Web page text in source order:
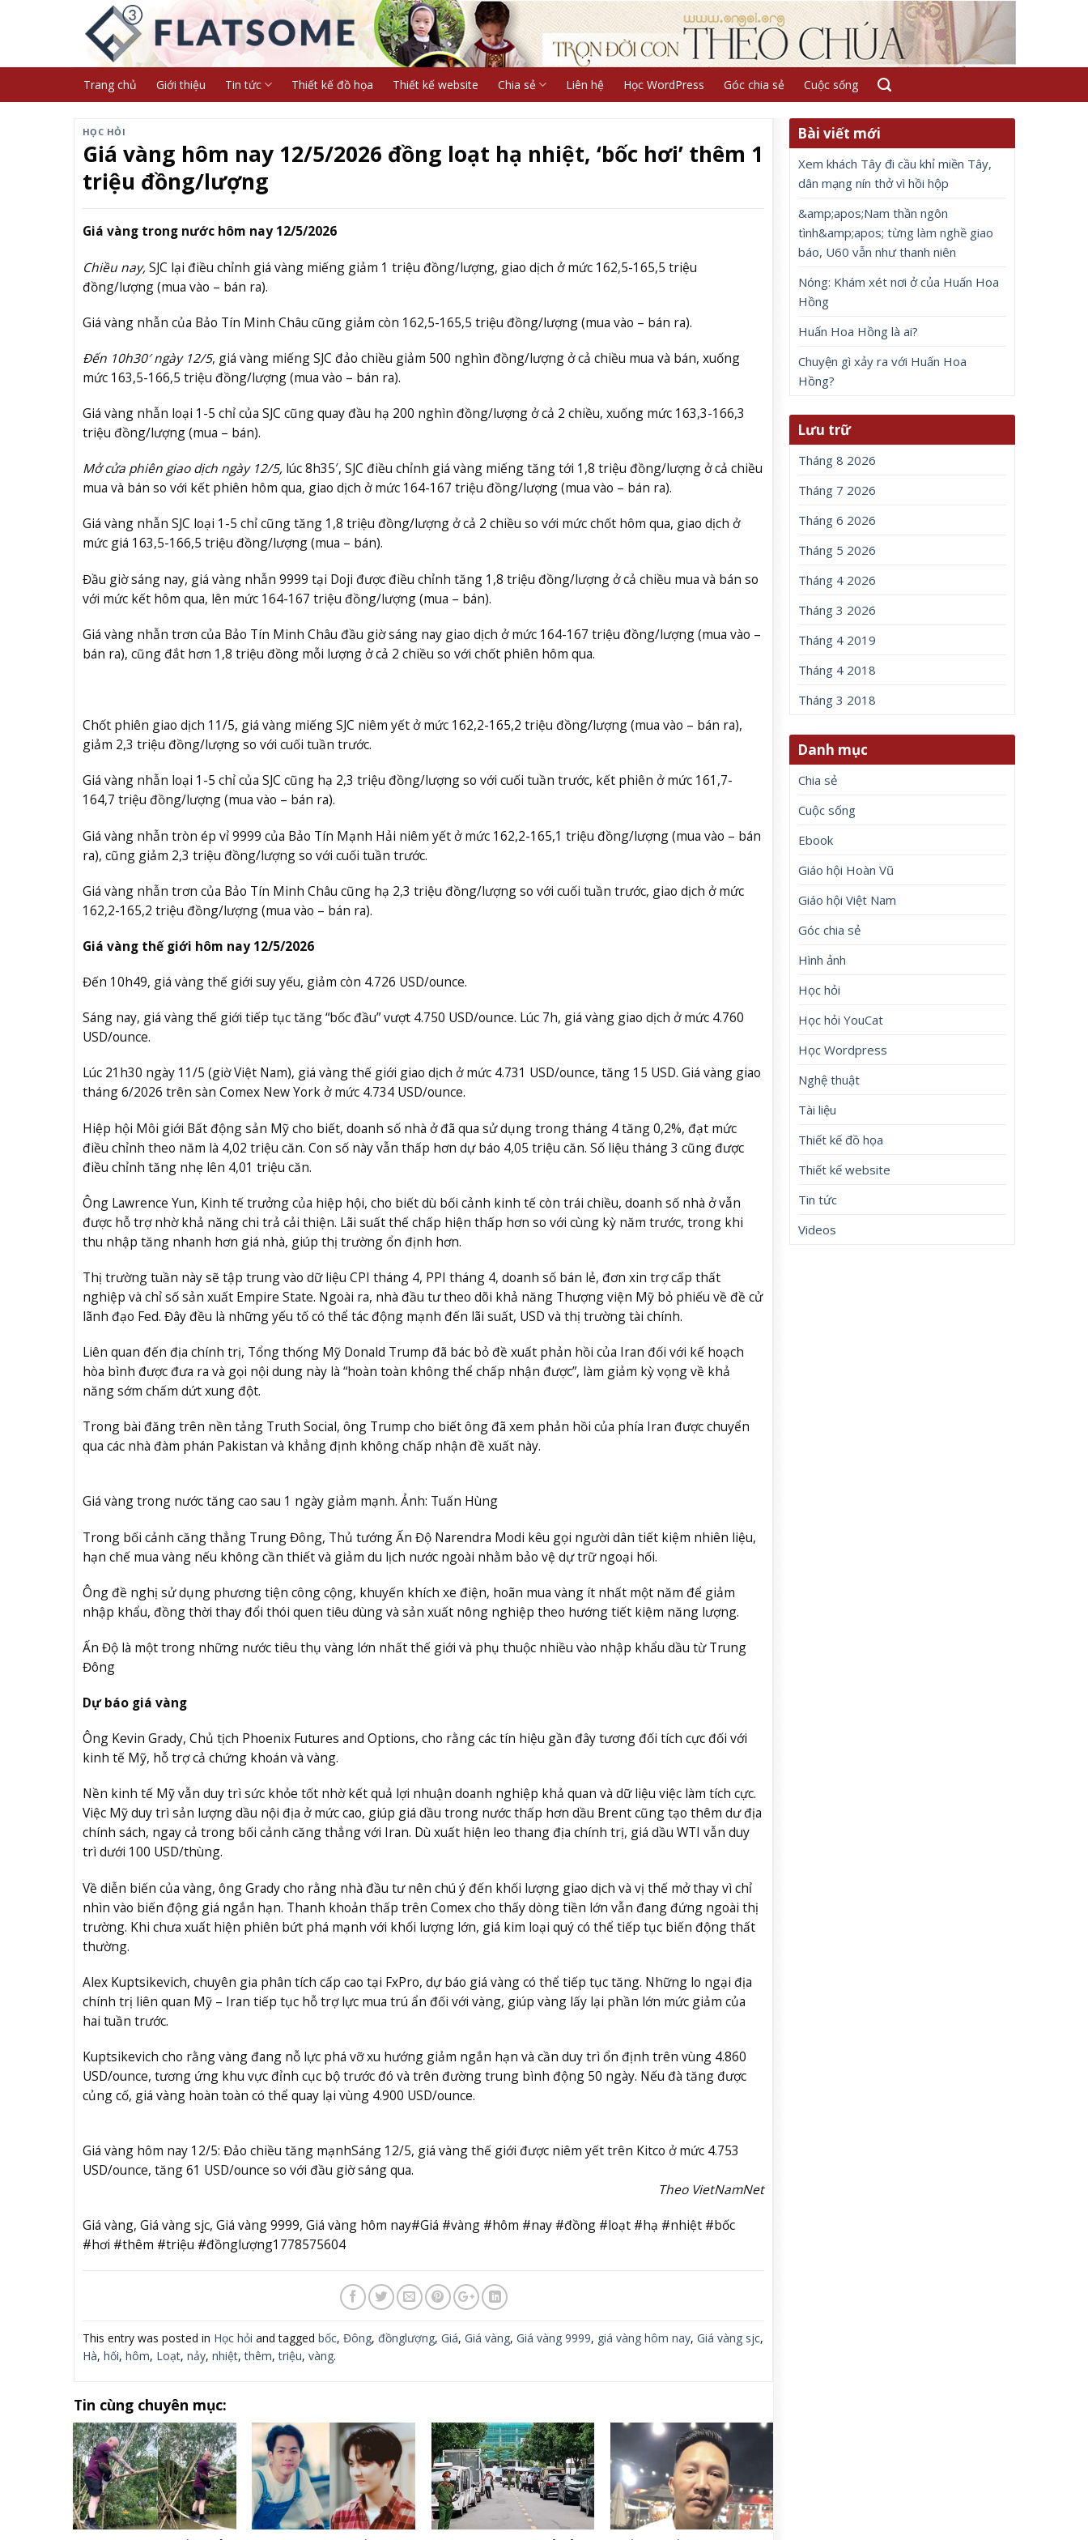
Trang chủ Giới thiệu Tin tức Thiết kế đồ họa Thiết kế website Chia sẻ Liên hệ Học WordPress Góc chia sẻ Cuộc sống
HỌC HỎI
Giá vàng hôm nay 12/5/2026 đồng loạt hạ nhiệt, ‘bốc hơi’ thêm 1
triệu đồng/lượng
Giá vàng trong nước hôm nay 12/5/2026
Chiều nay,SJC lại điều chỉnh giá vàng miếng giảm 1 triệu đồng/lượng, giao dịch ở mức 162,5-165,5 triệu
đồng/lượng (mua vào – bán ra).
Giá vàng nhẫn của Bảo Tín Minh Châu cũng giảm còn 162,5-165,5 triệu đồng/lượng (mua vào – bán ra).
Đến 10h30′ ngày 12/5, giá vàng miếng SJC đảo chiều giảm 500 nghìn đồng/lượng ở cả chiều mua và bán, xuống
mức 163,5-166,5 triệu đồng/lượng (mua vào – bán ra).
Giá vàng nhẫn loại 1-5 chỉ của SJC cũng quay đầu hạ 200 nghìn đồng/lượng ở cả 2 chiều, xuống mức 163,3-166,3
triệu đồng/lượng (mua – bán).
Mở cửa phiên giao dịch ngày 12/5,lúc 8h35′, SJC điều chỉnh giá vàng miếng tăng tới 1,8 triệu đồng/lượng ở cả chiều
mua và bán so với kết phiên hôm qua, giao dịch ở mức 164-167 triệu đồng/lượng (mua vào – bán ra).
Giá vàng nhẫn SJC loại 1-5 chỉ cũng tăng 1,8 triệu đồng/lượng ở cả 2 chiều so với mức chốt hôm qua, giao dịch ở
mức giá 163,5-166,5 triệu đồng/lượng (mua – bán).
Đầu giờ sáng nay, giá vàng nhẫn 9999 tại Doji được điều chỉnh tăng 1,8 triệu đồng/lượng ở cả chiều mua và bán so
với mức kết hôm qua, lên mức 164-167 triệu đồng/lượng (mua – bán).
Giá vàng nhẫn trơn của Bảo Tín Minh Châu đầu giờ sáng nay giao dịch ở mức 164-167 triệu đồng/lượng (mua vào –
bán ra), cũng đắt hơn 1,8 triệu đồng mỗi lượng ở cả 2 chiều so với chốt phiên hôm qua.
Chốt phiên giao dịch 11/5, giá vàng miếng SJC niêm yết ở mức 162,2-165,2 triệu đồng/lượng (mua vào – bán ra),
giảm 2,3 triệu đồng/lượng so với cuối tuần trước.
Giá vàng nhẫn loại 1-5 chỉ của SJC cũng hạ 2,3 triệu đồng/lượng so với cuối tuần trước, kết phiên ở mức 161,7-
164,7 triệu đồng/lượng (mua vào – bán ra).
Giá vàng nhẫn tròn ép vỉ 9999 của Bảo Tín Mạnh Hải niêm yết ở mức 162,2-165,1 triệu đồng/lượng (mua vào – bán
ra), cũng giảm 2,3 triệu đồng/lượng so với cuối tuần trước.
Giá vàng nhẫn trơn của Bảo Tín Minh Châu cũng hạ 2,3 triệu đồng/lượng so với cuối tuần trước, giao dịch ở mức
162,2-165,2 triệu đồng/lượng (mua vào – bán ra).
Giá vàng thế giới hôm nay 12/5/2026
Đến 10h49, giá vàng thế giới suy yếu, giảm còn 4.726 USD/ounce.
Sáng nay, giá vàng thế giới tiếp tục tăng “bốc đầu” vượt 4.750 USD/ounce. Lúc 7h, giá vàng giao dịch ở mức 4.760
USD/ounce.
Lúc 21h30 ngày 11/5 (giờ Việt Nam), giá vàng thế giới giao dịch ở mức 4.731 USD/ounce, tăng 15 USD. Giá vàng giao
tháng 6/2026 trên sàn Comex New York ở mức 4.734 USD/ounce.
Hiệp hội Môi giới Bất động sản Mỹ cho biết, doanh số nhà ở đã qua sử dụng trong tháng 4 tăng 0,2%, đạt mức
điều chỉnh theo năm là 4,02 triệu căn. Con số này vẫn thấp hơn dự báo 4,05 triệu căn. Số liệu tháng 3 cũng được
điều chỉnh tăng nhẹ lên 4,01 triệu căn.
Ông Lawrence Yun, Kinh tế trưởng của hiệp hội, cho biết dù bối cảnh kinh tế còn trái chiều, doanh số nhà ở vẫn
được hỗ trợ nhờ khả năng chi trả cải thiện. Lãi suất thế chấp hiện thấp hơn so với cùng kỳ năm trước, trong khi
thu nhập tăng nhanh hơn giá nhà, giúp thị trường ổn định hơn.
Thị trường tuần này sẽ tập trung vào dữ liệu CPI tháng 4, PPI tháng 4, doanh số bán lẻ, đơn xin trợ cấp thất
nghiệp và chỉ số sản xuất Empire State. Ngoài ra, nhà đầu tư theo dõi khả năng Thượng viện Mỹ bỏ phiếu về đề cử
lãnh đạo Fed. Đây đều là những yếu tố có thể tác động mạnh đến lãi suất, USD và thị trường tài chính.
Liên quan đến địa chính trị, Tổng thống Mỹ Donald Trump đã bác bỏ đề xuất phản hồi của Iran đối với kế hoạch
hòa bình được đưa ra và gọi nội dung này là “hoàn toàn không thể chấp nhận được”, làm giảm kỳ vọng về khả
năng sớm chấm dứt xung đột.
Trong bài đăng trên nền tảng Truth Social, ông Trump cho biết ông đã xem phản hồi của phía Iran được chuyển
qua các nhà đàm phán Pakistan và khẳng định không chấp nhận đề xuất này.
Giá vàng trong nước tăng cao sau 1 ngày giảm mạnh. Ảnh: Tuấn Hùng
Trong bối cảnh căng thẳng Trung Đông, Thủ tướng Ấn Độ Narendra Modi kêu gọi người dân tiết kiệm nhiên liệu,
hạn chế mua vàng nếu không cần thiết và giảm du lịch nước ngoài nhằm bảo vệ dự trữ ngoại hối.
Ông đề nghị sử dụng phương tiện công cộng, khuyến khích xe điện, hoãn mua vàng ít nhất một năm để giảm
nhập khẩu, đồng thời thay đổi thói quen tiêu dùng và sản xuất nông nghiệp theo hướng tiết kiệm năng lượng.
Ấn Độ là một trong những nước tiêu thụ vàng lớn nhất thế giới và phụ thuộc nhiều vào nhập khẩu dầu từ Trung
Đông
Dự báo giá vàng
Ông Kevin Grady, Chủ tịch Phoenix Futures and Options, cho rằng các tín hiệu gần đây tương đối tích cực đối với
kinh tế Mỹ, hỗ trợ cả chứng khoán và vàng.
Nền kinh tế Mỹ vẫn duy trì sức khỏe tốt nhờ kết quả lợi nhuận doanh nghiệp khả quan và dữ liệu việc làm tích cực.
Việc Mỹ duy trì sản lượng dầu nội địa ở mức cao, giúp giá dầu trong nước thấp hơn dầu Brent cũng tạo thêm dư địa
chính sách, ngay cả trong bối cảnh căng thẳng với Iran. Dù xuất hiện leo thang địa chính trị, giá dầu WTI vẫn duy
trì dưới 100 USD/thùng.
Về diễn biến của vàng, ông Grady cho rằng nhà đầu tư nên chú ý đến khối lượng giao dịch và vị thế mở thay vì chỉ
nhìn vào biến động giá ngắn hạn. Thanh khoản thấp trên Comex cho thấy dòng tiền lớn vẫn đang đứng ngoài thị
trường. Khi chưa xuất hiện phiên bứt phá mạnh với khối lượng lớn, giá kim loại quý có thể tiếp tục biến động thất
thường.
Alex Kuptsikevich, chuyên gia phân tích cấp cao tại FxPro, dự báo giá vàng có thể tiếp tục tăng. Những lo ngại địa
chính trị liên quan Mỹ – Iran tiếp tục hỗ trợ lực mua trú ẩn đối với vàng, giúp vàng lấy lại phần lớn mức giảm của
hai tuần trước.
Kuptsikevich cho rằng vàng đang nỗ lực phá vỡ xu hướng giảm ngắn hạn và cần duy trì ổn định trên vùng 4.860
USD/ounce, tương ứng khu vực đỉnh cục bộ trước đó và trên đường trung bình động 50 ngày. Nếu đà tăng được
củng cố, giá vàng hoàn toàn có thể quay lại vùng 4.900 USD/ounce.
Giá vàng hôm nay 12/5: Đảo chiều tăng mạnhSáng 12/5, giá vàng thế giới được niêm yết trên Kitco ở mức 4.753
USD/ounce, tăng 61 USD/ounce so với đầu giờ sáng qua.
Theo VietNamNet
Giá vàng, Giá vàng sjc, Giá vàng 9999, Giá vàng hôm nay#Giá #vàng #hôm #nay #đồng #loạt #hạ #nhiệt #bốc
#hơi #thêm #triệu #đồnglượng1778575604
This entry was posted in Học hỏi and tagged bốc, Đông, đồnglượng, Giá, Giá vàng, Giá vàng 9999, giá vàng hôm nay, Giá vàng sjc,
Hà, hối, hôm, Loạt, nảy, nhiệt,thêm,triệu, vàng.
Tin cùng chuyên mục:
Bài viết mới
Xem khách Tây đi cầu khỉ miền Tây,
dân mạng nín thở vì hồi hộp
&amp;apos;Nam thần ngôn
tình&amp;apos; từng làm nghề giao
báo, U60 vẫn như thanh niên
Nóng: Khám xét nơi ở của Huấn Hoa
Hồng
Huấn Hoa Hồng là ai?
Chuyện gì xảy ra với Huấn Hoa
Hồng?
Lưu trữ
Tháng 8 2026
Tháng 7 2026
Tháng 6 2026
Tháng 5 2026
Tháng 4 2026
Tháng 3 2026
Tháng 4 2019
Tháng 4 2018
Tháng 3 2018
Danh mục
Chia sẻ
Cuộc sống
Ebook
Giáo hội Hoàn Vũ
Giáo hội Việt Nam
Góc chia sẻ
Hình ảnh
Học hỏi
Học hỏi YouCat
Học Wordpress
Nghệ thuật
Tài liệu
Thiết kế đồ họa
Thiết kế website
Tin tức
Videos